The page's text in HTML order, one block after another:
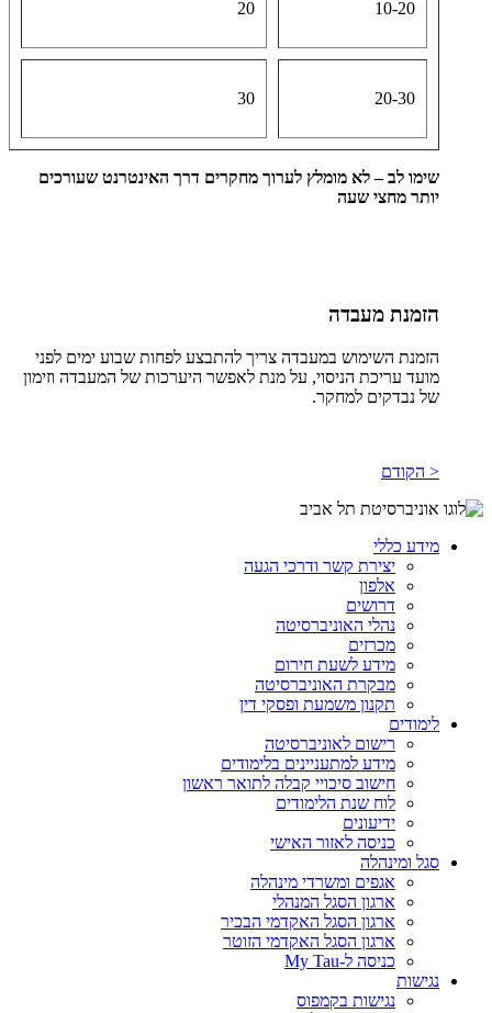
10-20
20
20-30
30
שימו לב – לא מומלץ לערוך מחקרים דרך האינטרנט שעורכים
יותר מחצי שעה
הזמנת מעבדה
הזמנת השימוש במעבדה צריך להתבצע לפחות שבוע ימים לפני
מועד עריכת הניסוי, על מנת לאפשר היערכות של המעבדה וזימון
של נבדקים למחקר.
< הקודם
מידע כללי
יצירת קשר ודרכי הגעה
אלפון
דרושים
נהלי האוניברסיטה
מכרזים
מידע לשעת חירום
מבקרת האוניברסיטה
תקנון משמעת ופסקי דין
לימודים
רישום לאוניברסיטה
מידע למתעניינים בלימודים
חישוב סיכויי קבלה לתואר ראשון
לוח שנת הלימודים
ידיעונים
כניסה לאזור האישי
סגל ומינהלה
אגפים ומשרדי מינהלה
ארגון הסגל המנהלי
ארגון הסגל האקדמי הבכיר
ארגון הסגל האקדמי הזוטר
כניסה ל-My Tau
נגישות
נגישות בקמפוס